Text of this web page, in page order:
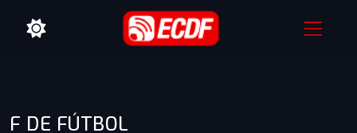
F DE FÚTBOL